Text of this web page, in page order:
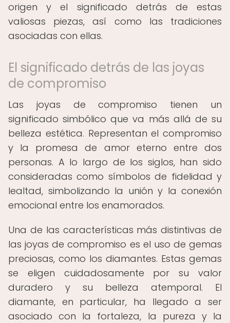
origen y el significado detrás de estas
valiosas piezas, así como las tradiciones
asociadas con ellas.
El significado detrás de las joyas
de compromiso
Las joyas de compromiso tienen un
significado simbólico que va más allá de su
belleza estética. Representan el compromiso
y la promesa de amor eterno entre dos
personas. A lo largo de los siglos, han sido
consideradas como símbolos de fidelidad y
lealtad, simbolizando la unión y la conexión
emocional entre los enamorados.
Una de las características más distintivas de
las joyas de compromiso es el uso de gemas
preciosas, como los diamantes. Estas gemas
se eligen cuidadosamente por su valor
duradero y su belleza atemporal. El
diamante, en particular, ha llegado a ser
asociado con la fortaleza, la pureza y la